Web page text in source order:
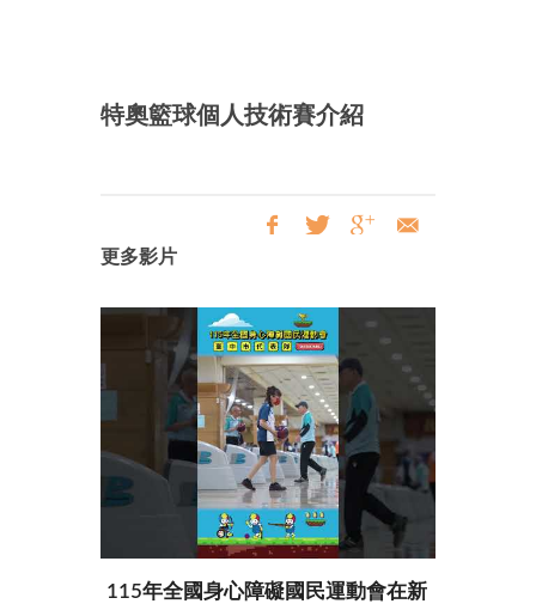
特奧籃球個人技術賽介紹
更多影片
115年全國身心障礙國民運動會在新